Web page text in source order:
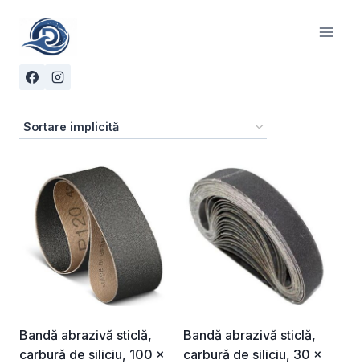
content
Bandă abrazivă sticlă,
carbură de siliciu, 100 x
Bandă abrazivă sticlă,
carbură de siliciu, 30 x